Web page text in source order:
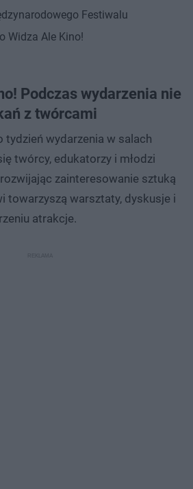
Festiwalu
Widza Ale Kino!
Podczas wydarzenia nie
z twórcami
wydarzenia w salach
twórcy, edukatorzy i młodzi
zainteresowanie sztuką
towarzyszą warsztaty, dyskusje i
atrakcje.